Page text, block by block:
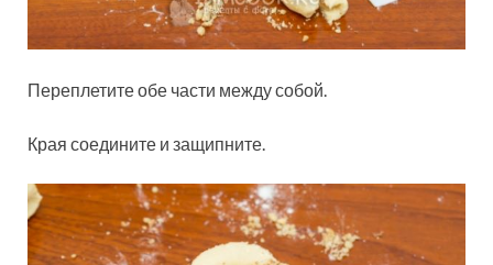
Переплетите обе части между собой.
Края соедините и защипните.